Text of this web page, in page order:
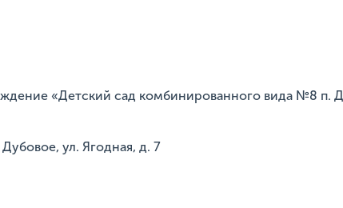
«Детский сад комбинированного вида №8 п.
ул. Ягодная, д. 7